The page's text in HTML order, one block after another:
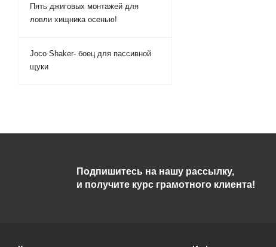
Пять джиговых монтажей для
ловли хищника осенью!
Joco Shaker- боец для пассивной
щуки
Подпишитесь на нашу рассылку,
и получите курс грамотного клиента!